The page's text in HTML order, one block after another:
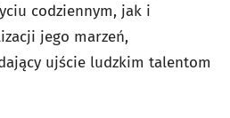
codziennym, jak i
jego marzeń,
ujście ludzkim talentom